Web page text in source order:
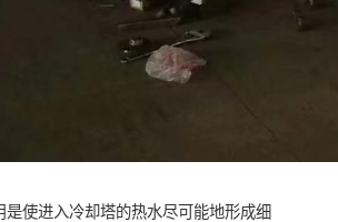
是使进入冷却塔的热水尽可能地形成细